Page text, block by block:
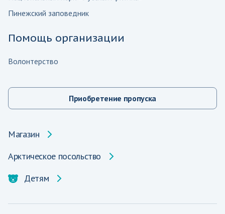
Пинежский заповедник
Помощь организации
Волонтерство
Приобретение пропуска
Магазин
Арктическое посольство
Детям